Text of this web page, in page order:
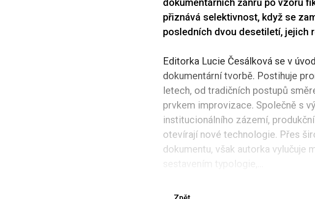
dokumentárních žánrů po vzoru
přiznává selektivnost, když se
posledních dvou desetiletí, jejich
Editorka Lucie Česálková se v
dokumentární tvorbě. Postihuje
letech, od tradičních postupů
prvkem improvizace. Společně s
institucionálního zázemí,
otevírají nové technologie. Přes
dokumentu, však autorka
sestavením typologie,...